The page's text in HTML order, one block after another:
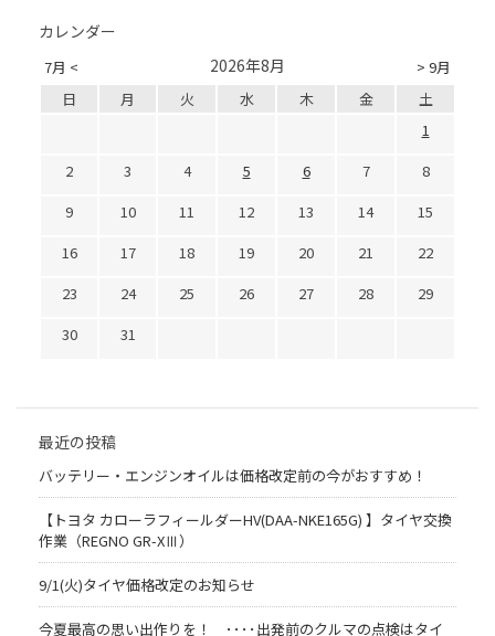
カレンダー
7月 < > 9月
2026年8月
日 月 火 水 木 金
土
1
2
3 4 5 6 7
8
9
10 11 12 13 14
15
16
17 18 19 20 21
22
23
24 25 26 27 28
29
30
31
最近の投稿
バッテリー・エンジンオイルは価格改定前の今がおすすめ！
【トヨタ カローラフィールダーHV(DAA-NKE165G) 】タイヤ交換
作業（REGNO GR-XⅢ）
9/1(火)タイヤ価格改定のお知らせ
今夏最高の思い出作りを！ ････出発前のクルマの点検はタイ